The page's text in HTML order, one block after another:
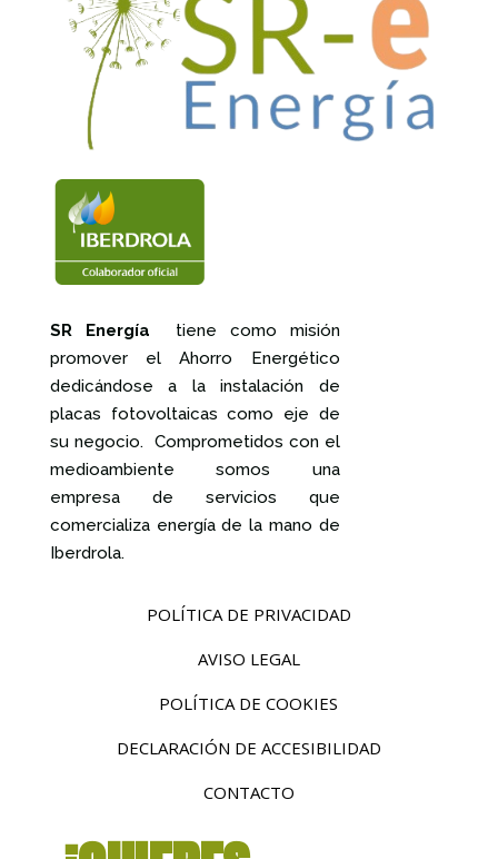
SR Energía
tiene como misión
promover el Ahorro Energético
dedicándose a la instalación de
placas fotovoltaicas como eje de
su negocio. Comprometidos con el
medioambiente somos una
empresa de servicios que
comercializa energía de la mano de
Iberdrola.
POLÍTICA DE PRIVACIDAD
AVISO LEGAL
POLÍTICA DE COOKIES
DECLARACIÓN DE ACCESIBILIDAD
CONTACTO